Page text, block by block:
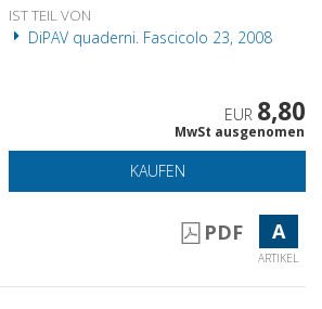
IST TEIL VON
DiPAV quaderni. Fascicolo 23, 2008
EUR 8,80
MwSt ausgenomen
KAUFEN
PDF A
ARTIKEL